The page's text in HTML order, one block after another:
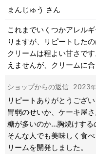
まんじゅう さん
これまでいくつかアレル
りますが、リピートしたの
クリームは程よい甘さで
えませんが、クリームに
ショップからの返信 2023年
リピートありがとうござ
胃弱のせいか、ケーキ屋
糖が多いのか…胸焼けする
そんな人でも美味しく食
リームを開発しました。